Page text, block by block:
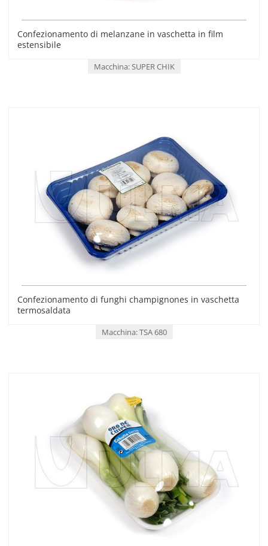
Confezionamento di melanzane in vaschetta in film
estensibile
Macchina: SUPER CHIK
Confezionamento di funghi champignones in vaschetta
termosaldata
Macchina: TSA 680